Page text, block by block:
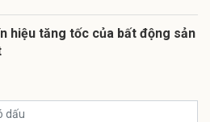
hiệu tăng tốc của bất động sản